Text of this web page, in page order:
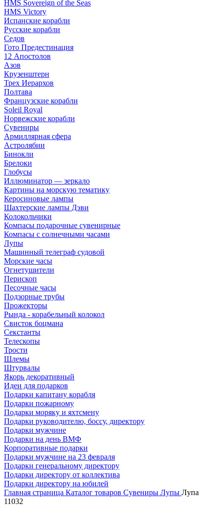
HMS Sovereign of the Seas
HMS Victory
Испанские корабли
Русские корабли
Седов
Гото Предестинация
12 Апостолов
Азов
Крузенштерн
Трех Иерархов
Полтава
Французские корабли
Soleil Royal
Норвежские корабли
Сувениры
Армиллярная сфера
Астролябии
Бинокли
Брелоки
Глобусы
Иллюминатор — зеркало
Картины на морскую тематику
Керосиновые лампы
Шахтерские лампы Дэви
Колокольчики
Компасы подарочные сувенирные
Компасы с солнечными часами
Лупы
Машинный телеграф судовой
Морские часы
Огнетушители
Перископ
Песочные часы
Подзорные трубы
Прожекторы
Рында - корабельный колокол
Свисток боцмана
Секстанты
Телескопы
Трости
Шлемы
Штурвалы
Якорь декоративный
Идеи для подарков
Подарки капитану корабля
Подарки пожарному
Подарки моряку и яхтсмену
Подарки руководителю, боссу, директору
Подарки мужчине
Подарки на день ВМФ
Корпоративные подарки
Подарки мужчине на 23 февраля
Подарки генеральному директору
Подарки директору от коллектива
Подарки директору на юбилей
Главная страница Каталог товаров Сувениры Лупы Лупа
11032